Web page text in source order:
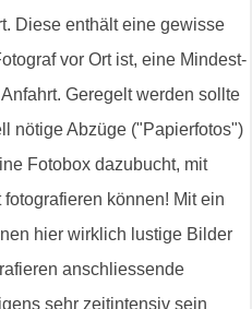
Diese enthält eine gewisse
vor Ort ist, eine Mindest-
Geregelt werden sollte
nötige Abzüge ("Papierfotos")
Fotobox dazubucht, mit
können! Mit ein
hier wirklich lustige Bilder
anschliessende
sehr zeitintensiv sein